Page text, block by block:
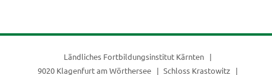
Ländliches Fortbildungsinstitut Kärnten
9020 Klagenfurt am Wörthersee
Schloss Krastowitz